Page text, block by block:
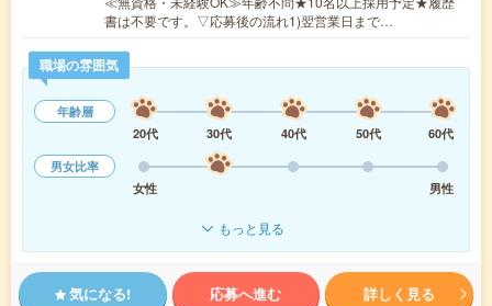
書は不要です。▽応募後の流れ1)翌営業日まで…
職場の雰囲気
年齢層
20代
30代 40代 50代
60代
男女比率
女性
男性
もっと見る
気になる! 応募へ進む 詳しく見る